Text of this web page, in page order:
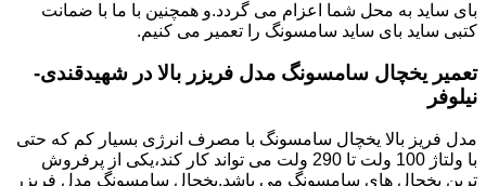
بای ساید به محل شما اعزام می گردد.و همچنین با ما با ضمانت
کتبی ساید بای ساید سامسونگ را تعمیر می کنیم.
تعمیر یخچال سامسونگ مدل فریزر بالا در شهیدقندی-
نیلوفر
مدل فریز بالا یخچال سامسونگ با مصرف انرژی بسیار کم که حتی
با ولتاژ 100 ولت تا 290 ولت می تواند کار کند،یکی از پرفروش
ترین یخچال های سامسونگ می باشد.یخچال سامسونگ مدل فریزر